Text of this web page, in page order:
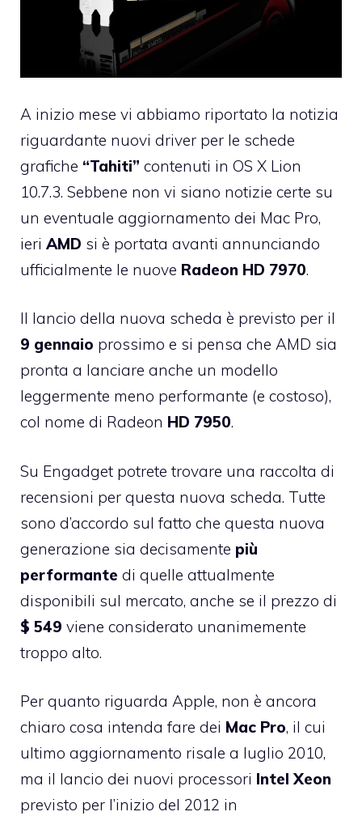
A inizio mese vi abbiamo riportato la notizia
riguardante nuovi driver per le schede
grafiche “Tahiti” contenuti in OS X Lion
10.7.3. Sebbene non vi siano notizie certe su
un eventuale aggiornamento dei Mac Pro,
ieri AMD si è portata avanti annunciando
ufficialmente le nuove Radeon HD 7970.
Il lancio della nuova scheda è previsto per il
9 gennaio prossimo e si pensa che AMD sia
pronta a lanciare anche un modello
leggermente meno performante (e costoso),
col nome di Radeon HD 7950.
Su Engadget potrete trovare una raccolta di
recensioni per questa nuova scheda. Tutte
sono d’accordo sul fatto che questa nuova
generazione sia decisamente più
performante di quelle attualmente
disponibili sul mercato, anche se il prezzo di
$ 549 viene considerato unanimemente
troppo alto.
Per quanto riguarda Apple, non è ancora
chiaro cosa intenda fare dei Mac Pro, il cui
ultimo aggiornamento risale a luglio 2010,
ma il lancio dei nuovi processori Intel Xeon
previsto per l’inizio del 2012 in